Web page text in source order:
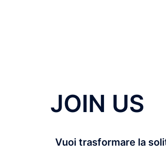
JOIN US
Vuoi trasformare la